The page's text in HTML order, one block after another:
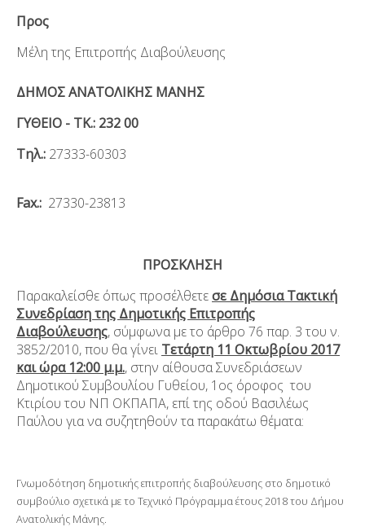
Προς
Μέλη της Επιτροπής Διαβούλευσης
ΔΗΜΟΣ ΑΝΑΤΟΛΙΚΗΣ ΜΑΝΗΣ
ΓΥΘΕΙΟ - ΤΚ.: 232 00
Τηλ.: 27333-60303
Fax.: 27330-23813
ΠΡΟΣΚΛΗΣΗ
Παρακαλείσθε όπως προσέλθετεσε Δημόσια Τακτική
Συνεδρίαση της Δημοτικής Επιτροπής
Διαβούλευσης, σύμφωνα με το άρθρο 76 παρ. 3 του ν.
3852/2010, που θα γίνει Τετάρτη 11 Οκτωβρίου 2017
και ώρα 12:00 μ.μ., στην αίθουσα Συνεδριάσεων
Δημοτικού Συμβουλίου Γυθείου, 1 ος όροφος του
Κτιρίου του ΝΠ ΟΚΠΑΠΑ, επί της οδού Βασιλέως
Παύλου για να συζητηθούν τα παρακάτω θέματα:
Γνωμοδότηση δημοτικής επιτροπής διαβούλευσης στο δημοτικό
συμβούλιο σχετικά με το Τεχνικό Πρόγραμμα έτους 2018 του Δήμου
Ανατολικής Μάνης.